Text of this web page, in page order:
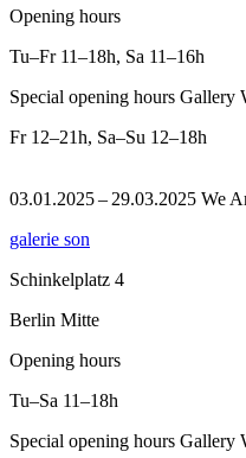
Opening hours
Tu–Fr 11–18h, Sa 11–16h
Special opening hours Gallery
Fr 12–21h, Sa–Su 12–18h
03.01.2025 – 29.03.2025 We
galerie son
Schinkelplatz 4
Berlin Mitte
Opening hours
Tu–Sa 11–18h
Special opening hours Gallery